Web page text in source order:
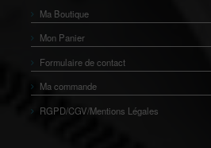
Ma Boutique
Mon Panier
Formulaire de contact
Ma commande
RGPD/CGV/Mentions Légales